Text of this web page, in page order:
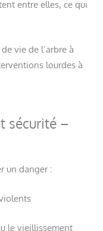
entre elles, ce qui
vie de l’arbre à
lourdes à
sécurité –
un danger :
le vieillissement